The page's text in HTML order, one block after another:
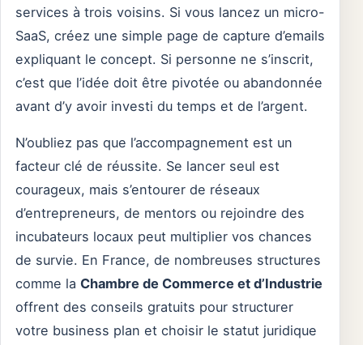
services à trois voisins. Si vous lancez un micro-
SaaS, créez une simple page de capture d’emails
expliquant le concept. Si personne ne s’inscrit,
c’est que l’idée doit être pivotée ou abandonnée
avant d’y avoir investi du temps et de l’argent.
N’oubliez pas que l’accompagnement est un
facteur clé de réussite. Se lancer seul est
courageux, mais s’entourer de réseaux
d’entrepreneurs, de mentors ou rejoindre des
incubateurs locaux peut multiplier vos chances
de survie. En France, de nombreuses structures
comme la Chambre de Commerce et d’Industrie
offrent des conseils gratuits pour structurer
votre business plan et choisir le statut juridique